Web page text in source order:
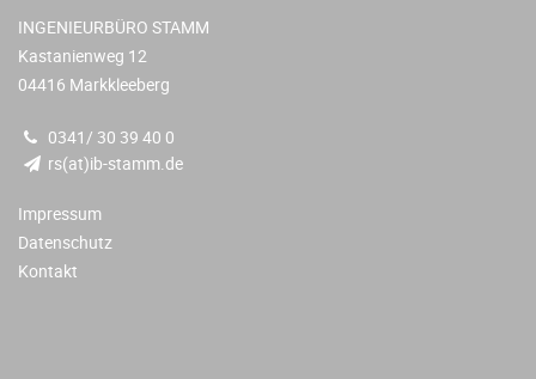
INGENIEURBÜRO STAMM
Kastanienweg 12
04416 Markkleeberg
0341/ 30 39 40 0
rs(at)ib-stamm.de
Impressum
Datenschutz
Kontakt